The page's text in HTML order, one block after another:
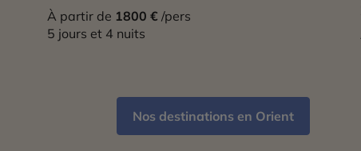
À partir de 1800 € /pers
5 jours et 4 nuits
Nos destinations en Orient